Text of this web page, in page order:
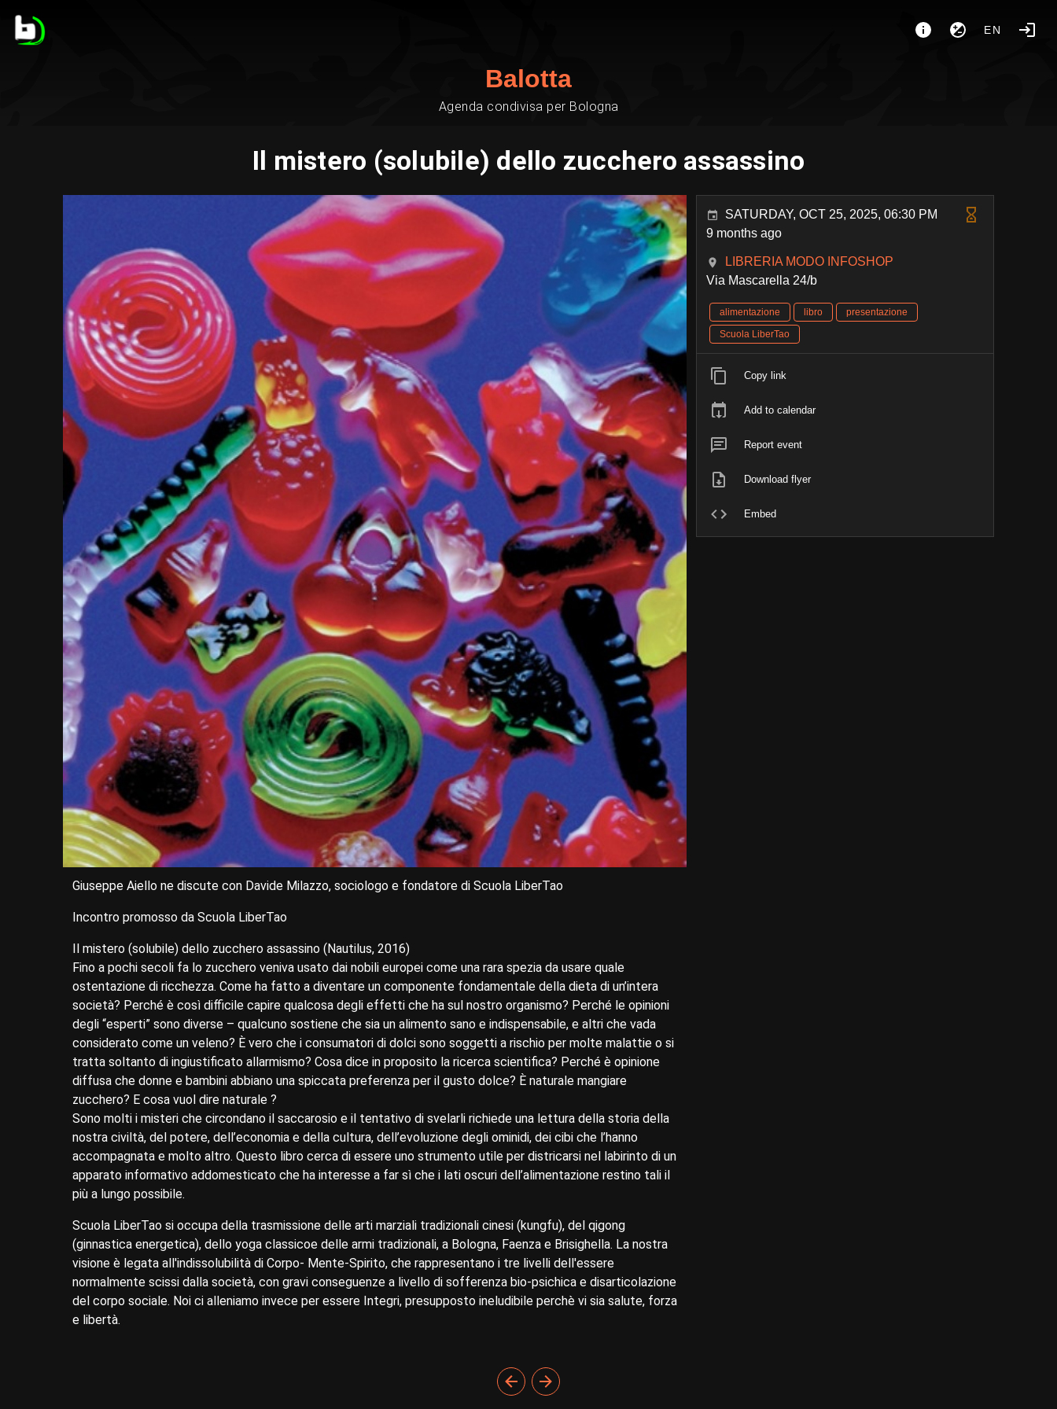
EN
Balotta
Agenda condivisa per Bologna
Il mistero (solubile) dello zucchero assassino
Giuseppe Aiello ne discute con Davide Milazzo, sociologo e fondatore di Scuola LiberTao
Incontro promosso da Scuola LiberTao
Il mistero (solubile) dello zucchero assassino (Nautilus, 2016)
Fino a pochi secoli fa lo zucchero veniva usato dai nobili europei come una rara spezia da usare quale
ostentazione di ricchezza. Come ha fatto a diventare un componente fondamentale della dieta di un’intera
società? Perché è così difficile capire qualcosa degli effetti che ha sul nostro organismo? Perché le opinioni
degli “esperti” sono diverse – qualcuno sostiene che sia un alimento sano e indispensabile, e altri che vada
considerato come un veleno? È vero che i consumatori di dolci sono soggetti a rischio per molte malattie o si
tratta soltanto di ingiustificato allarmismo? Cosa dice in proposito la ricerca scientifica? Perché è opinione
diffusa che donne e bambini abbiano una spiccata preferenza per il gusto dolce? È naturale mangiare
zucchero? E cosa vuol dire naturale ?
Sono molti i misteri che circondano il saccarosio e il tentativo di svelarli richiede una lettura della storia della
nostra civiltà, del potere, dell’economia e della cultura, dell’evoluzione degli ominidi, dei cibi che l’hanno
accompagnata e molto altro. Questo libro cerca di essere uno strumento utile per districarsi nel labirinto di un
apparato informativo addomesticato che ha interesse a far sì che i lati oscuri dell’alimentazione restino tali il
più a lungo possibile.
Scuola LiberTao si occupa della trasmissione delle arti marziali tradizionali cinesi (kungfu), del qigong
(ginnastica energetica), dello yoga classicoe delle armi tradizionali, a Bologna, Faenza e Brisighella. La nostra
visione è legata all'indissolubilità di Corpo- Mente-Spirito, che rappresentano i tre livelli dell'essere
normalmente scissi dalla società, con gravi conseguenze a livello di sofferenza bio-psichica e disarticolazione
del corpo sociale. Noi ci alleniamo invece per essere Integri, presupposto ineludibile perchè vi sia salute, forza
e libertà.
SATURDAY, OCT 25, 2025, 06:30 PM
9 months ago
LIBRERIA MODO INFOSHOP
Via Mascarella 24/b
alimentazione libro
presentazione
Scuola LiberTao
Copy link
Add to calendar
Report event
Download flyer
Embed